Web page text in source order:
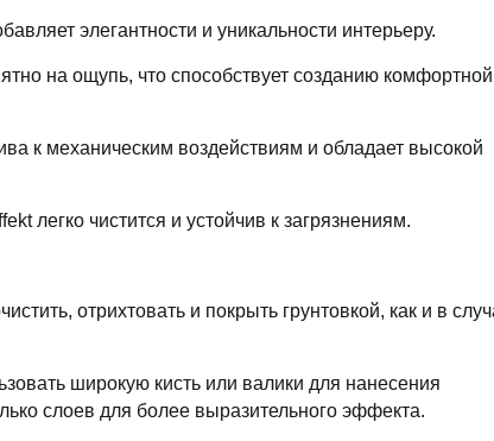
элегантности и уникальности интерьеру.
на ощупь, что способствует созданию комфортной
к механическим воздействиям и обладает высокой
легко чистится и устойчив к загрязнениям.
отрихтовать и покрыть грунтовкой, как и в
широкую кисть или валики для нанесения
слоев для более выразительного эффекта.